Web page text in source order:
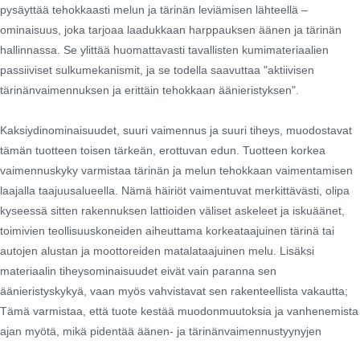
pysäyttää tehokkaasti melun ja tärinän leviämisen lähteellä –
ominaisuus, joka tarjoaa laadukkaan harppauksen äänen ja tärinän
hallinnassa. Se ylittää huomattavasti tavallisten kumimateriaalien
passiiviset sulkumekanismit, ja se todella saavuttaa "aktiivisen
tärinänvaimennuksen ja erittäin tehokkaan äänieristyksen".
Kaksiydinominaisuudet, suuri vaimennus ja suuri tiheys, muodostavat
tämän tuotteen toisen tärkeän, erottuvan edun. Tuotteen korkea
vaimennuskyky varmistaa tärinän ja melun tehokkaan vaimentamisen
laajalla taajuusalueella. Nämä häiriöt vaimentuvat merkittävästi, olipa
kyseessä sitten rakennuksen lattioiden väliset askeleet ja iskuäänet,
toimivien teollisuuskoneiden aiheuttama korkeataajuinen tärinä tai
autojen alustan ja moottoreiden matalataajuinen melu. Lisäksi
materiaalin tiheysominaisuudet eivät vain paranna sen
äänieristyskykyä, vaan myös vahvistavat sen rakenteellista vakautta;
Tämä varmistaa, että tuote kestää muodonmuutoksia ja vanhenemista
ajan myötä, mikä pidentää äänen- ja tärinänvaimennustyynyjen